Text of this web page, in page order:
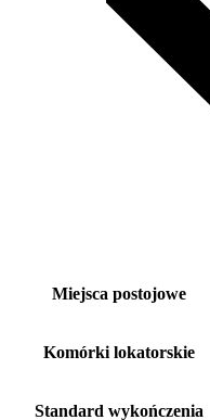
Miejsca postojowe
Komórki lokatorskie
Standard wykończenia